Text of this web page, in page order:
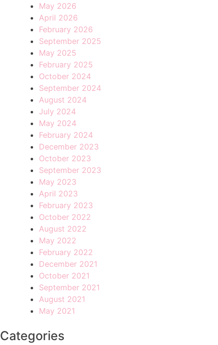
May 2026
April 2026
February 2026
September 2025
May 2025
February 2025
October 2024
September 2024
August 2024
July 2024
May 2024
February 2024
December 2023
October 2023
September 2023
May 2023
April 2023
February 2023
October 2022
August 2022
May 2022
February 2022
December 2021
October 2021
September 2021
August 2021
May 2021
Categories